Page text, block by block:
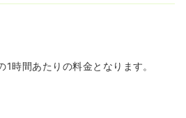
時間あたりの料金となります。